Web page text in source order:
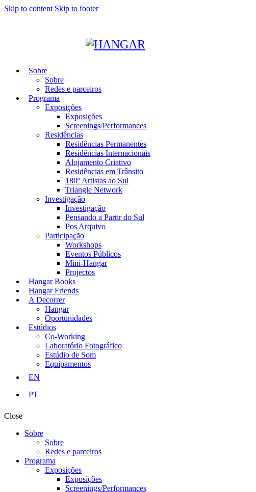
Skip to content Skip to footer
Sobre
Sobre
Redes e parceiros
Programa
Exposições
Exposições
Screenings/Performances
Residências
Residências Permanentes
Residências Internacionais
Alojamento Criativo
Residências em Trânsito
180º Artistas ao Sul
Triangle Network
Investigação
Investigação
Pensando a Partir do Sul
Pos Arquivo
Participação
Workshops
Eventos Públicos
Mini-Hangar
Projectos
Hangar Books
Hangar Friends
A Decorrer
Hangar
Oportunidades
Estúdios
Co-Working
Laboratório Fotográfico
Estúdio de Som
Equipamentos
EN
PT
Close
Sobre
Sobre
Redes e parceiros
Programa
Exposições
Exposições
Screenings/Performances